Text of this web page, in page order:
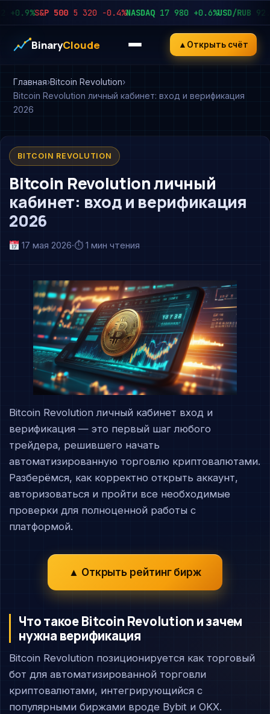
S&P 500 5 320 −0.4%NASDAQ 17 980 +0.6%USD/RUB 92.45
BinaryCloude ▲ Открыть счёт
Главная Bitcoin Revolution
Bitcoin Revolution личный кабинет: вход и верификация
2026
BITCOIN REVOLUTION
Bitcoin Revolution личный
кабинет: вход и верификация
2026
17 мая 2026·⏱ 1 мин чтения
Bitcoin Revolution личный кабинет вход и
верификация — это первый шаг любого
трейдера, решившего начать
автоматизированную торговлю криптовалютами.
Разберёмся, как корректно открыть аккаунт,
авторизоваться и пройти все необходимые
проверки для полноценной работы с
платформой.
▲ Открыть рейтинг бирж
Что такое Bitcoin Revolution и зачем
нужна верификация
Bitcoin Revolution позиционируется как торговый
бот для автоматизированной торговли
криптовалютами, интегрирующийся с
популярными биржами вроде Bybit и OKX.